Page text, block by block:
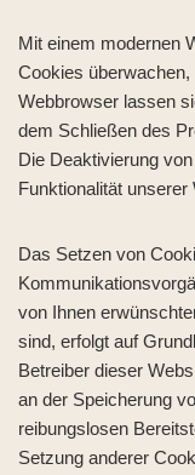
Mit einem modernen
Cookies
Webbrowser lassen
dem Schließen des
Die Deaktivierung
Funktionalität unserer
Das Setzen von
von Ihnen
sind, erfolgt auf
Betreiber dieser
an der Speicherung
reibungslosen
Setzung anderer